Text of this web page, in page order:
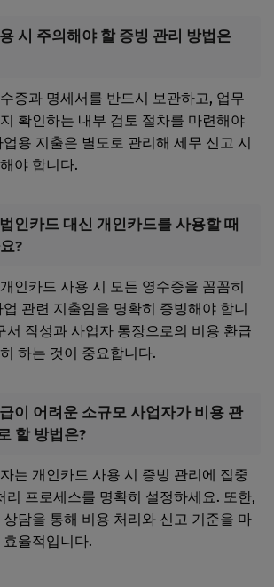
시 주의해야 할 증빙 관리 방법은
증과 명세서를 반드시 보관하고, 업무
확인하는 내부 검토 절차를 마련해야
용 지출은 별도로 관리해 세무 신고 시
야 합니다.
인카드 대신 개인카드를 사용할 때
?
인카드 사용 시 모든 영수증을 꼼꼼히
관련 지출임을 명확히 증빙해야 합니
서 작성과 사업자 통장으로의 비용 환급
하는 것이 중요합니다.
이 어려운 소규모 사업자가 비용 관
할 방법은?
는 개인카드 사용 시 증빙 관리에 집중
리 프로세스를 명확히 설정하세요. 또한,
담을 통해 비용 처리와 신고 기준을 마
율적입니다.